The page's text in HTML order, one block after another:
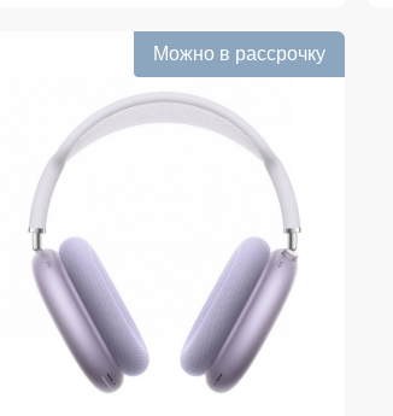
Можно в рассрочку